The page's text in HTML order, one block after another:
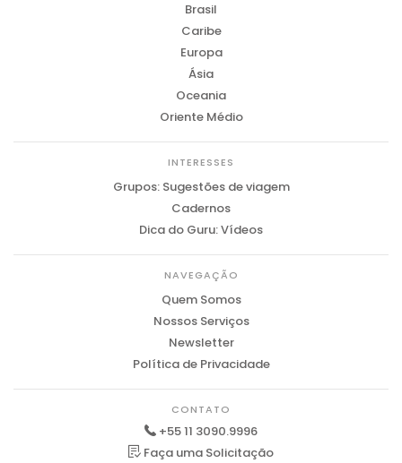
Brasil
Caribe
Europa
Ásia
Oceania
Oriente Médio
INTERESSES
Grupos: Sugestões de viagem
Cadernos
Dica do Guru: Vídeos
NAVEGAÇÃO
Quem Somos
Nossos Serviços
Newsletter
Política de Privacidade
CONTATO
+55 11 3090.9996
Faça uma Solicitação